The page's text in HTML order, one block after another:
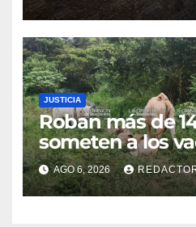
JUSTICIA
Roban más de
someten a los
AGO 6, 2026